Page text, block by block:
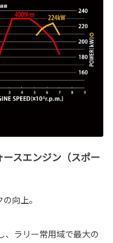
スエンジン（スポー
向上。
、ラリー常用域で最大の